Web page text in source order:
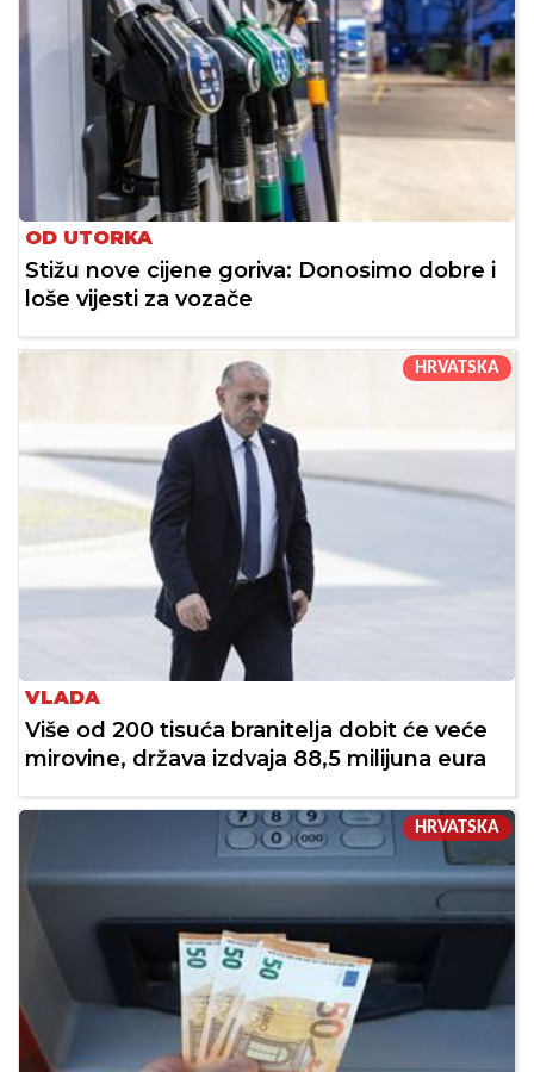
OD UTORKA
Stižu nove cijene goriva: Donosimo dobre i
loše vijesti za vozače
HRVATSKA
VLADA
Više od 200 tisuća branitelja dobit će veće
mirovine, država izdvaja 88,5 milijuna eura
HRVATSKA